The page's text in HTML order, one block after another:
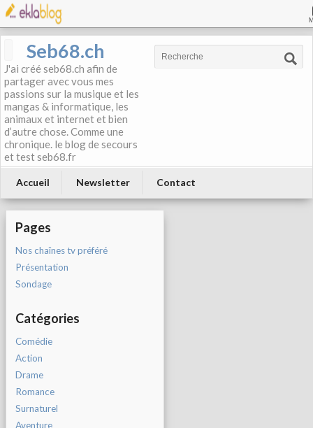
Seb68.ch
J'ai créé seb68.ch afin de
partager avec vous mes
passions sur la musique et les
mangas & informatique, les
animaux et internet et bien
d’autre chose. Comme une
chronique. le blog de secours
et test seb68.fr
Accueil Newsletter Contact
Pages
Nos chaînes tv préféré
Présentation
Sondage
Catégories
Comédie
Action
Drame
Romance
Surnaturel
Aventure